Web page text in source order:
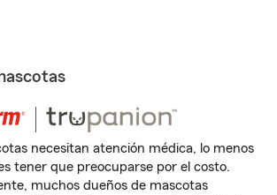
necesitan atención médica, lo menos
tener que preocuparse por el costo.
muchos dueños de mascotas